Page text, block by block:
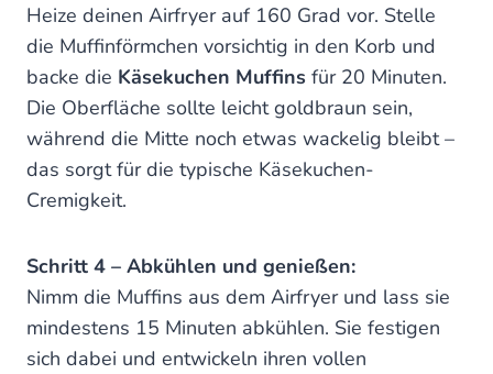
Heize deinen Airfryer auf 160 Grad vor. Stelle
die Muffinförmchen vorsichtig in den Korb und
backe die Käsekuchen Muffins für 20 Minuten.
Die Oberfläche sollte leicht goldbraun sein,
während die Mitte noch etwas wackelig bleibt –
das sorgt für die typische Käsekuchen-
Cremigkeit.
Schritt 4 – Abkühlen und genießen:
Nimm die Muffins aus dem Airfryer und lass sie
mindestens 15 Minuten abkühlen. Sie festigen
sich dabei und entwickeln ihren vollen